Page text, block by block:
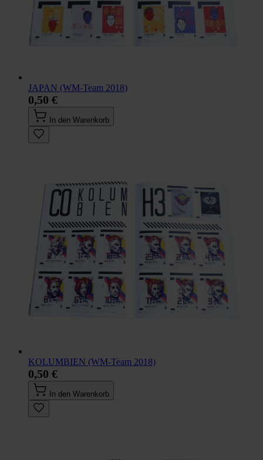
JAPAN (WM-Team 2018)
0,50 €
In den Warenkorb
KOLUMBIEN (WM-Team 2018)
0,50 €
In den Warenkorb